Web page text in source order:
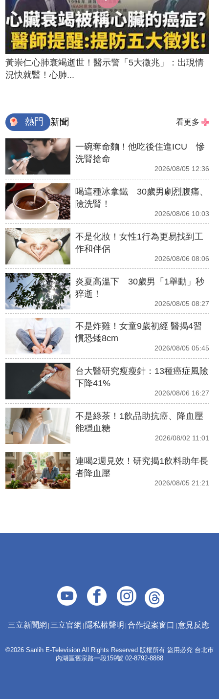
黃崇仁心肺衰竭逝世！醫示警「5大徵兆」：出現情
況快就醫！心肺...
熱門 新聞 看更多
一碗奪命麵！他吃後住進ICU 慘
洗腎搶命
2026/08/05 12:36
喝這種冰拿鐵 30歲男劇烈腹痛、
險洗腎！
2026/08/06 10:03
不是化妝！女性1行為更易找到工
作和伴侶
2026/08/06 08:06
炎夏高溫下 30歲男「1舉動」秒
猝逝！
2026/08/05 08:27
不是炸雞！女童9歲初經 醫揭4習
慣恐矮8cm
2026/08/05 05:45
台大醫研究瘦瘦針：13種癌症風險
下降41%
2026/08/06 16:27
不是綠茶！1飲品助抗癌、降血壓
能穩血糖
2026/08/02 11:01
連喝2週見效！研究揭1飲料助年長
者降血壓
2026/08/05 21:21
三立新聞網 三立官網 隱私權聲明 合作提案窗口 意見反應
©2026 Sanlih E-Television All Rights Reserved 版權所有 盜用必究 台北市
內湖區舊宗路一段159號 02-8792-8888